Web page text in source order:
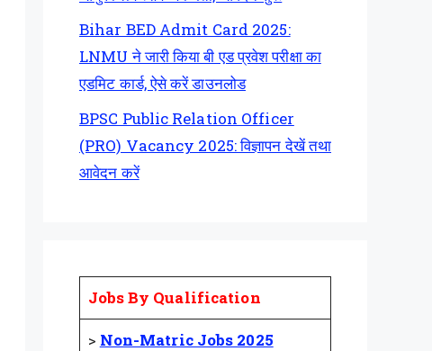
Bihar BED Admit Card 2025:
LNMU ने जारी किया बी एड प्रवेश परीक्षा का
एडमिट कार्ड, ऐसे करें डाउनलोड
BPSC Public Relation Officer
(PRO) Vacancy 2025: विज्ञापन देखें तथा
आवेदन करें
Jobs By Qualification
> Non-Matric Jobs 2025